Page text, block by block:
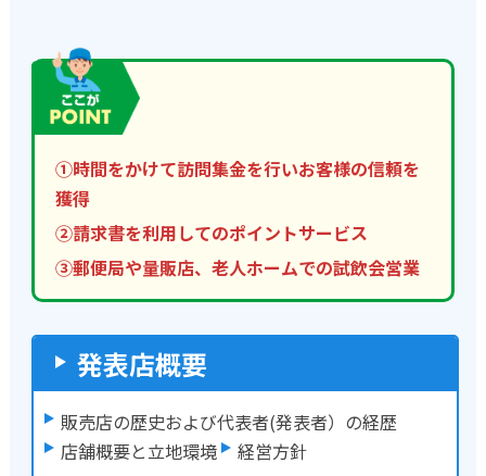
①時間をかけて訪問集金を行いお客様の信頼を
獲得
②請求書を利用してのポイントサービス
③郵便局や量販店、老人ホームでの試飲会営業
発表店概要
販売店の歴史および代表者(発表者）の経歴
店舗概要と立地環境
経営方針